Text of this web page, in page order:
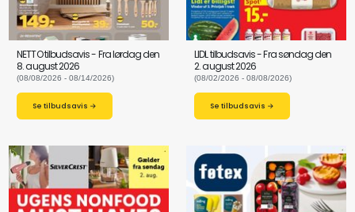
NETTO tilbudsavis - Fra lørdag den
8. august 2026
(08/08/2026 - 08/14/2026)
Se tilbudsavis →
LIDL tilbudsavis - Fra søndag den
2. august 2026
(08/02/2026 - 08/08/2026)
Se tilbudsavis →